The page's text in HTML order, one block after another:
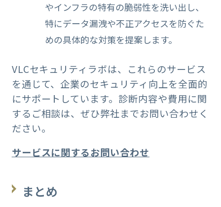
やインフラの特有の脆弱性を洗い出し、
特にデータ漏洩や不正アクセスを防ぐた
めの具体的な対策を提案します。
VLCセキュリティラボは、これらのサービス
を通じて、企業のセキュリティ向上を全面的
にサポートしています。診断内容や費用に関
するご相談は、ぜひ弊社までお問い合わせく
ださい。
サービスに関するお問い合わせ
まとめ